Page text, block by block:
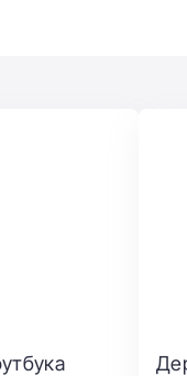
для ноутбука